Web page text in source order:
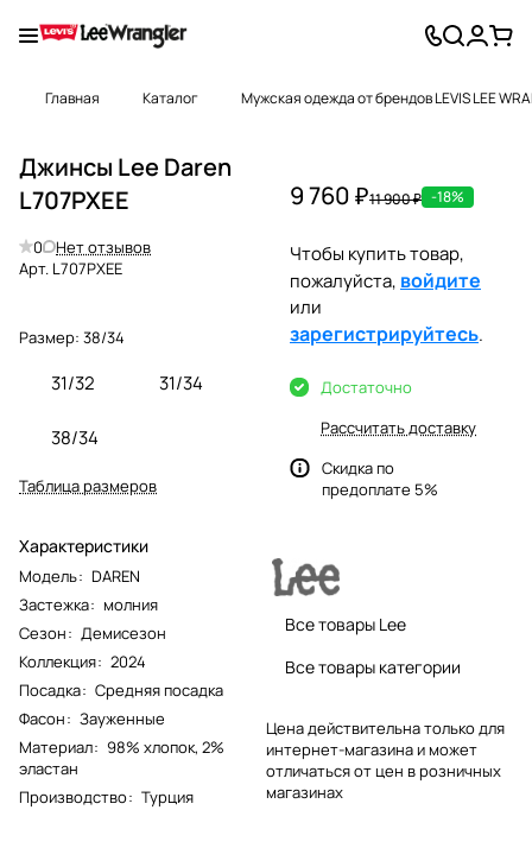
Главная Каталог Мужская одежда от брендов LEVIS LEE
Джинсы Lee Daren
L707PXEE
0
Нет отзывов
Арт. L707PXEE
Размер: 38/34
31/32 31/34
38/34
Таблица размеров
Характеристики
Модель: DAREN
Застежка: молния
Сезон: Демисезон
Коллекция: 2024
Посадка: Средняя посадка
Фасон: Зауженные
Материал: 98% хлопок, 2%
эластан
Производство: Турция
9 760 ₽11 900 ₽ -18%
Чтобы купить товар,
пожалуйста, войдите
или
зарегистрируйтесь.
Достаточно
Рассчитать доставку
Скидка по
предоплате 5%
Все товары Lee
Все товары категории
Цена действительна только для
интернет-магазина и может
отличаться от цен в розничных
магазинах